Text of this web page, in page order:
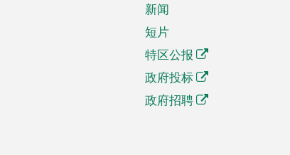
新闻
短片
特区公报
政府投标
政府招聘